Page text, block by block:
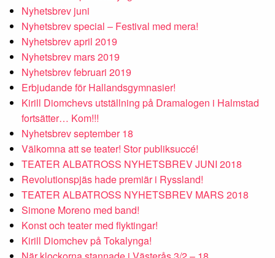
Nyhetsbrev juni
Nyhetsbrev special – Festival med mera!
Nyhetsbrev april 2019
Nyhetsbrev mars 2019
Nyhetsbrev februari 2019
Erbjudande för Hallandsgymnasier!
Kirill Diomchevs utställning på Dramalogen i Halmstad
fortsätter… Kom!!!
Nyhetsbrev september 18
Välkomna att se teater! Stor publiksuccé!
TEATER ALBATROSS NYHETSBREV JUNI 2018
Revolutionspjäs hade premiär i Ryssland!
TEATER ALBATROSS NYHETSBREV MARS 2018
Simone Moreno med band!
Konst och teater med flyktingar!
Kirill Diomchev på Tokalynga!